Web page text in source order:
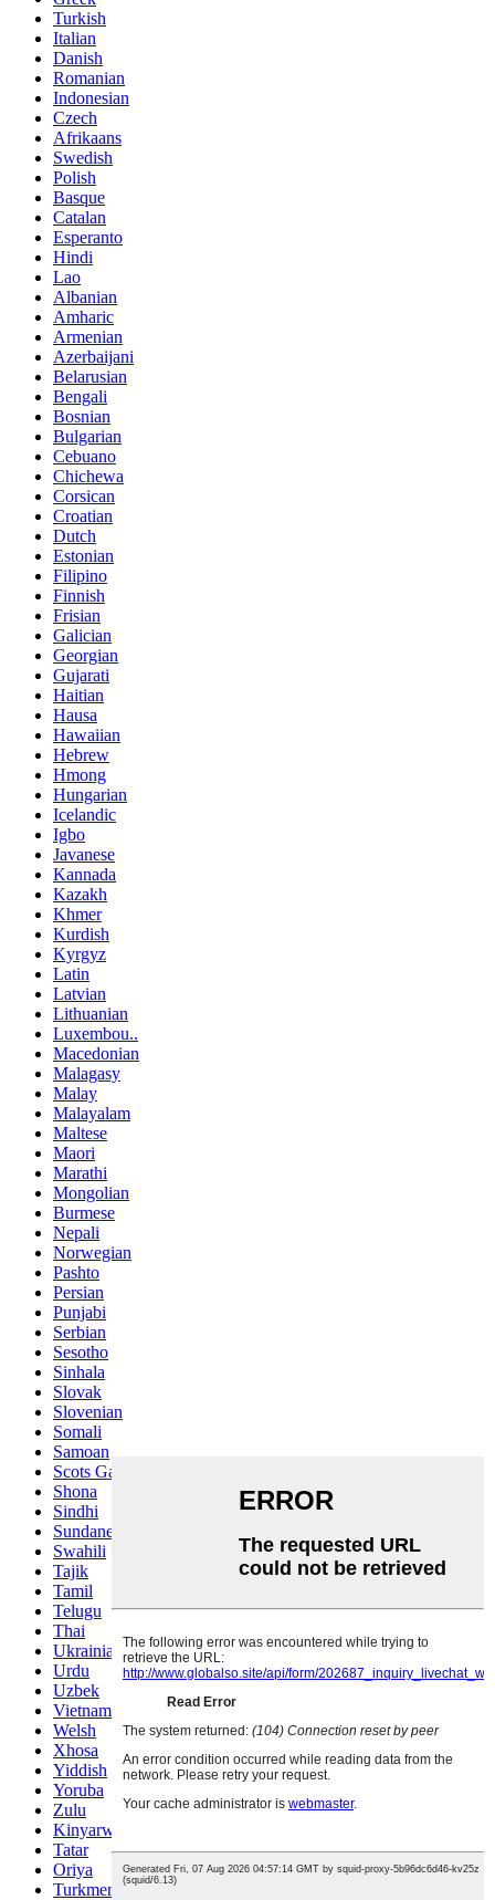
Turkish
Italian
Danish
Romanian
Indonesian
Czech
Afrikaans
Swedish
Polish
Basque
Catalan
Esperanto
Hindi
Lao
Albanian
Amharic
Armenian
Azerbaijani
Belarusian
Bengali
Bosnian
Bulgarian
Cebuano
Chichewa
Corsican
Croatian
Dutch
Estonian
Filipino
Finnish
Frisian
Galician
Georgian
Gujarati
Haitian
Hausa
Hawaiian
Hebrew
Hmong
Hungarian
Icelandic
Igbo
Javanese
Kannada
Kazakh
Khmer
Kurdish
Kyrgyz
Latin
Latvian
Lithuanian
Luxembou..
Macedonian
Malagasy
Malay
Malayalam
Maltese
Maori
Marathi
Mongolian
Burmese
Nepali
Norwegian
Pashto
Persian
Punjabi
Serbian
Sesotho
Sinhala
Slovak
Slovenian
Somali
Samoan
Scots Gaelic
Shona
Sindhi
Sundanese
Swahili
Tajik
Tamil
Telugu
Thai
Ukrainian
Urdu
Uzbek
Vietnamese
Welsh
Xhosa
Yiddish
Yoruba
Zulu
Kinyarwanda
Tatar
Oriya
Turkmen